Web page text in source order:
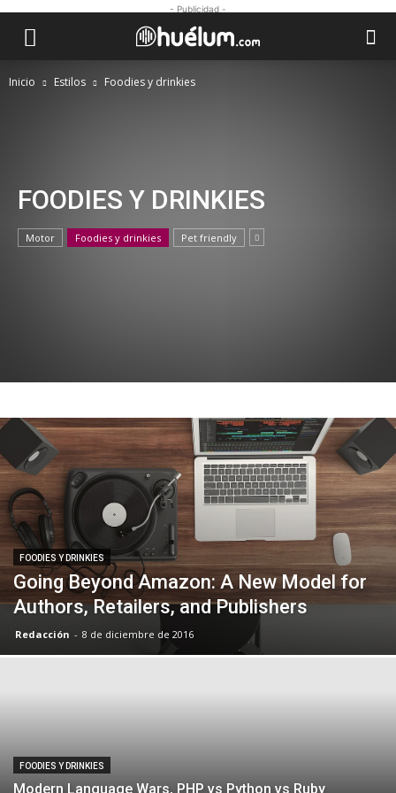
- Publicidad -
Inicio Estilos Foodies y drinkies
FOODIES Y DRINKIES
Motor Foodies y drinkies Pet friendly
FOODIES Y DRINKIES
Going Beyond Amazon: A New Model for
Authors, Retailers, and Publishers
Redacción - 8 de diciembre de 2016
FOODIES Y DRINKIES
Modern Language Wars, PHP vs Python vs Ruby